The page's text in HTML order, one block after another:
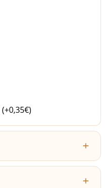
(+0,35€)